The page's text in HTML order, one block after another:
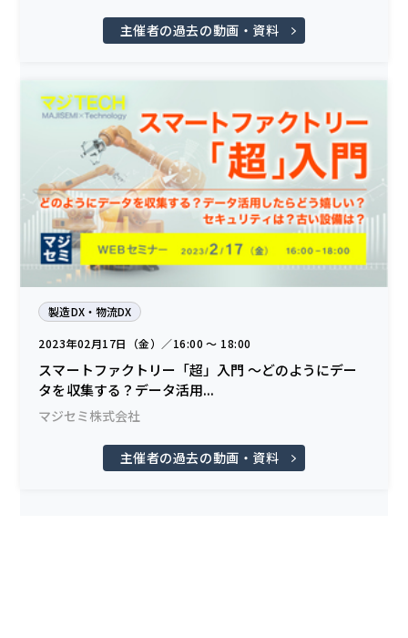
主催者の過去の動画・資料
製造DX・物流DX
2023年02月17日（金）／16:00 〜 18:00
スマートファクトリー「超」入門 ～どのようにデー
タを収集する？データ活用...
マジセミ株式会社
主催者の過去の動画・資料